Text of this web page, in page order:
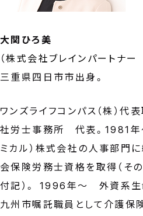
大関ひろ美
（株式会社ブレインパートナ
三重県四日市市出身。
ワンズライフコンパス（株）代
社労士事務所 代表。1981年
ミカル）株式会社の人事部門
会保険労務士資格を取得（そ
付記）。 1996年～ 外資系生
九州市嘱託職員として介護保